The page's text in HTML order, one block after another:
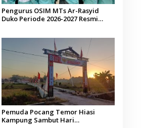
Pengurus OSIM MTs Ar-Rasyid
Duko Periode 2026-2027 Resmi
Pemuda Pocang Temor Hiasi
Kampung Sambut Hari